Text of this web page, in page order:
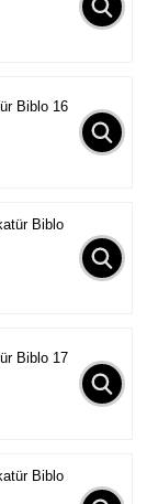
Biblo 16
Biblo
Biblo 17
Biblo